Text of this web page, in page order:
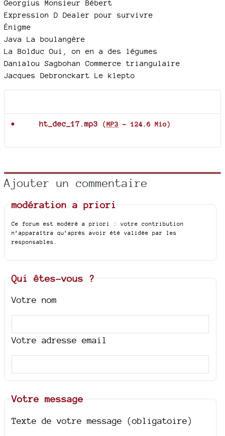
Georgius Monsieur Bébert
Expression D Dealer pour survivre
Énigme
Java La boulangère
La Bolduc Oui, on en a des légumes
Danialou Sagbohan Commerce triangulaire
Jacques Debronckart Le klepto
ht_dec_17.mp3 (MP3 - 124.6 Mio)
Ajouter un commentaire
modération a priori
Ce forum est modéré a priori : votre contribution
n’apparaîtra qu’après avoir été validée par les
responsables.
Qui êtes-vous ?
Votre nom
Votre adresse email
Votre message
Texte de votre message (obligatoire)